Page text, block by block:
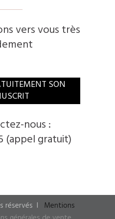
vers vous très
SON
nous :
(appel gratuit)
réservés I ​ Mentions